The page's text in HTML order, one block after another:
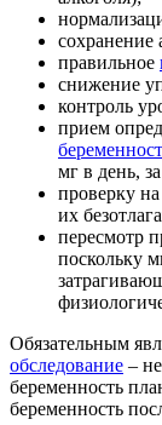
правильное
снижение
контроль
прием
мг в день,
проверку
их
пересмотр
поскольку
Обязательным
обследование –
беременность
беременность